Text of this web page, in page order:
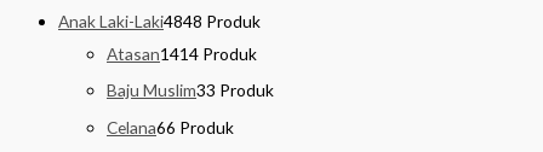
Anak Laki-Laki4848 Produk
Atasan1414 Produk
Baju Muslim33 Produk
Celana66 Produk